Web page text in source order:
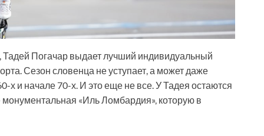
Тадей Погачар выдает лучший индивидуальный
Сезон словенца не уступает, а может даже
х и начале 70-х. И это еще не все. У Тадея остаются
«Иль Ломбардия», которую в